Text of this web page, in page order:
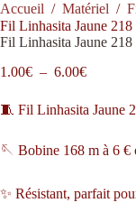
Accueil / Matériel /
Fil Linhasita Jaune 218
Fil Linhasita Jaune 218
1.00€ – 6.00€Plage
prix :
1.00€
6.00€
🧵 Fil Linhasita Jaune
🪡 Bobine 168 m à 6 €
✨ Résistant, parfait